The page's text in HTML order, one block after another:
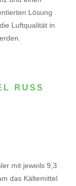
Lösung
Luftqualität in
RUSS
mit jeweils 9,3
das Kältemittel